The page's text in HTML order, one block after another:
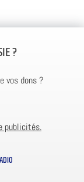
?
vos dons ?
publicités.